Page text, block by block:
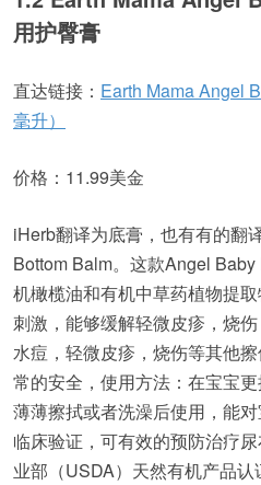
用护臀膏
直达链接： Earth Mama Angel
毫升）
价格：11.99美金
iHerb翻译为底膏，也有有的翻
Bottom Balm。这款Angel
机橄榄油和有机中草药植物提
刺激，能够缓解轻微皮疹，烧
水痘，轻微皮疹，烧伤等其他
常的安全，使用方法：在宝宝
薄薄擦拭或者洗澡后使用，能
临床验证，可有效的预防治疗
业部（USDA）天然有机产品